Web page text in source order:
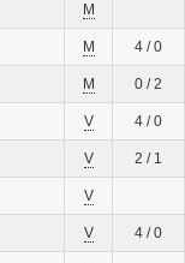
M
M 4 / 0
M 0 / 2
V 4 / 0
V 2 / 1
V
V 4 / 0